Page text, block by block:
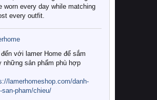
worn every day while matching
every outfit.
đến với lamer Home để sắm
những sản phẩm phù hợp
lamerhomeshop.com/danh-
san-pham/chieu/